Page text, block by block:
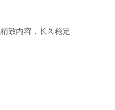
致内容，长久稳定